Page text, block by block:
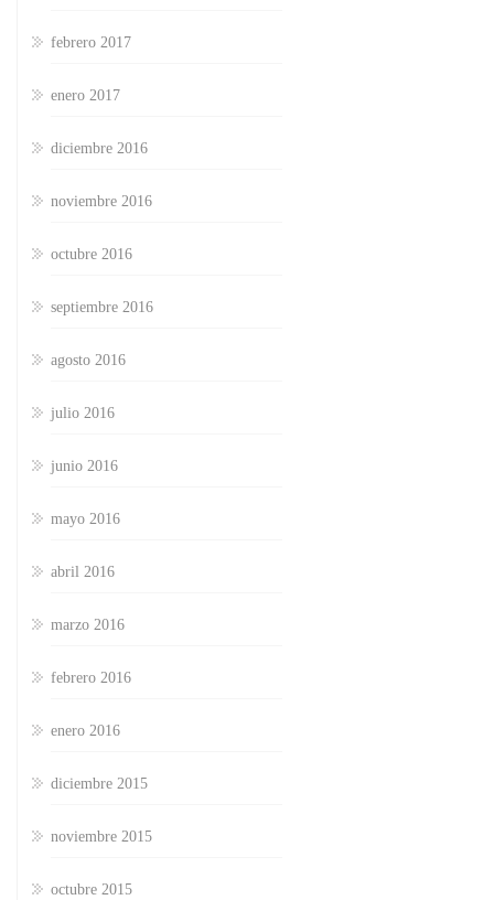
febrero 2017
enero 2017
diciembre 2016
noviembre 2016
octubre 2016
septiembre 2016
agosto 2016
julio 2016
junio 2016
mayo 2016
abril 2016
marzo 2016
febrero 2016
enero 2016
diciembre 2015
noviembre 2015
octubre 2015